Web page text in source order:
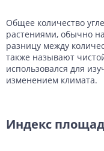
Общее количество
растениями, обычно
разницу между
также называют
использовался для
изменением климата.
Индекс